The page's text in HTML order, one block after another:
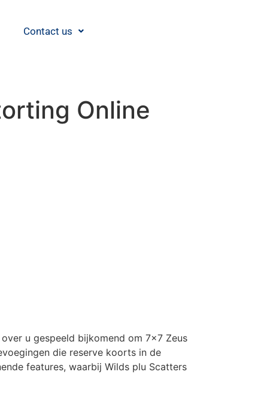
Contact us
Online
u gespeeld bijkomend om 7×7 Zeus
die reserve koorts in de
features, waarbij Wilds plu Scatters